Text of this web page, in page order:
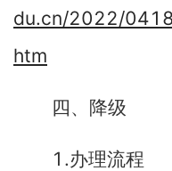
du.cn/2022/
htm
四、 降级
1.办理流程